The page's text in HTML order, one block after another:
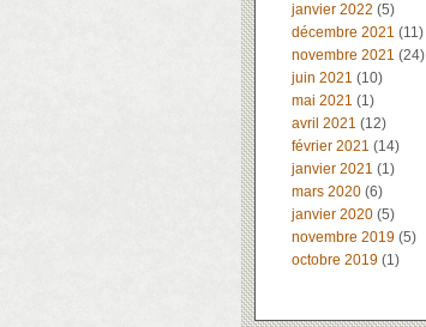
janvier 2022 (5)
décembre 2021 (11)
novembre 2021 (24)
juin 2021 (10)
mai 2021 (1)
avril 2021 (12)
février 2021 (14)
janvier 2021 (1)
mars 2020 (6)
janvier 2020 (5)
novembre 2019 (5)
octobre 2019 (1)